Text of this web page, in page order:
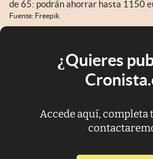
de 65: podrán ahorrar hasta 1150
Fuente: Freepik
¿Quieres
Accede aquí, completa